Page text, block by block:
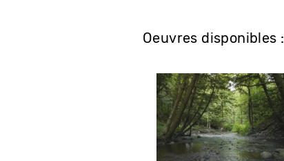
Oeuvres disponibles :